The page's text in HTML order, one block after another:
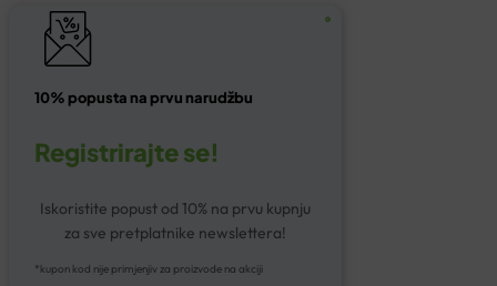
10% popusta na prvu narudžbu
Registrirajte se!
Iskoristite popust od 10% na prvu kupnju
za sve pretplatnike newslettera!
*kupon kod nije primjenjiv za proizvode na akciji